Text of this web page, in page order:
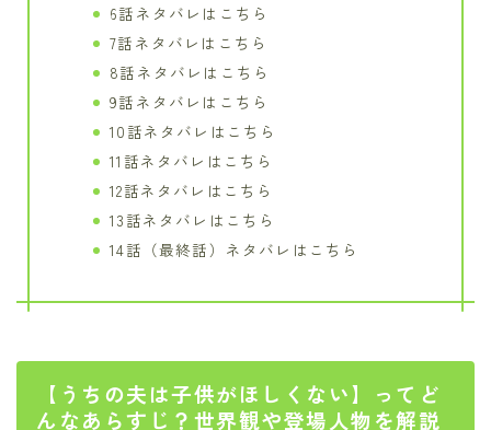
6話ネタバレはこちら
7話ネタバレはこちら
8話ネタバレはこちら
9話ネタバレはこちら
10話ネタバレはこちら
11話ネタバレはこちら
12話ネタバレはこちら
13話ネタバレはこちら
14話（最終話）ネタバレはこちら
【うちの夫は子供がほしくない】ってど
んなあらすじ？世界観や登場人物を解説